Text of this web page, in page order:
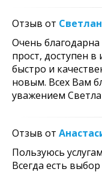
Отзыв от
Очень благодарна
прост, доступен
быстро и
новым. Всех Вам
уважением
Отзыв от
Пользуюсь
Всегда есть